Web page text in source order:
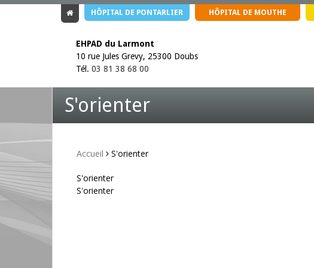
HÔPITAL DE PONTARLIER HÔPITAL DE MOUTHE
EHPAD du Larmont
10 rue Jules Grevy, 25300 Doubs
Tél. 03 81 38 68 00
S'orienter
Accueil S'orienter
S'orienter
S'orienter